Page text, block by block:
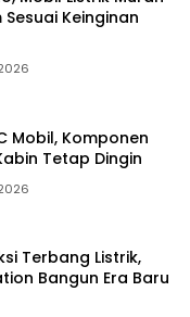
Keinginan
Mobil, Komponen
Tetap Dingin
Terbang Listrik,
Bangun Era Baru